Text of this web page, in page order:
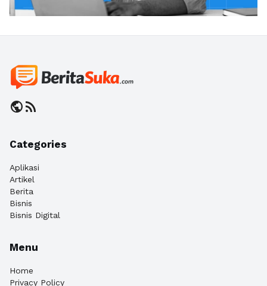
publicrss_feed
Categories
Aplikasi
Artikel
Berita
Bisnis
Bisnis Digital
Menu
Home
Privacy Policy